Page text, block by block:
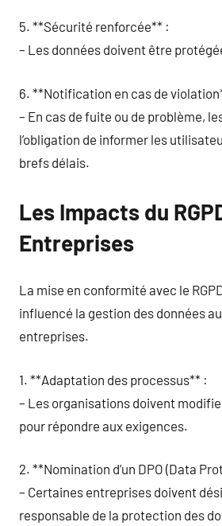
5. **Sécurité renforcée** :
– Les données doivent être
6. **Notification en cas de
– En cas de fuite ou de problème,
l’obligation de informer les
brefs délais.
Les Impacts du
Entreprises
La mise en conformité avec le
influencé la gestion des données
entreprises.
1. **Adaptation des processus** :
– Les organisations doivent
pour répondre aux exigences.
2. **Nomination d’un DPO (Data
– Certaines entreprises doivent
responsable de la protection des